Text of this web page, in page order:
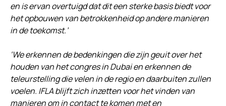
en is ervan overtuigd dat dit een sterke basis biedt voor
het opbouwen van betrokkenheid op andere manieren
in de toekomst.’
‘We erkennen de bedenkingen die zijn geuit over het
houden van het congres in Dubai en erkennen de
teleurstelling die velen in de regio en daarbuiten zullen
voelen. IFLA blijft zich inzetten voor het vinden van
manieren om in contact te komen met en